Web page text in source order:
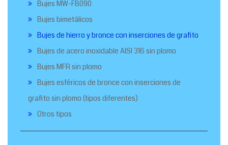
Bujes MW-FB090
Bujes bimetálicos
Bujes de hierro y bronce con inserciones de grafito
Bujes de acero inoxidable AISI 316 sin plomo
Bujes MFR sin plomo
Bujes esféricos de bronce con inserciones de
grafito sin plomo (tipos diferentes)
Otros tipos